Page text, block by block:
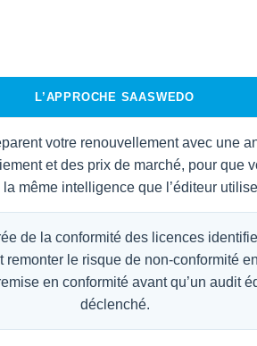
L’APPROCHE SAASWEDO
votre renouvellement avec une
et des prix de marché, pour que
même intelligence que l’éditeur
de la conformité des licences
remonter le risque de non-conformité
en conformité avant qu’un audit
déclenché.